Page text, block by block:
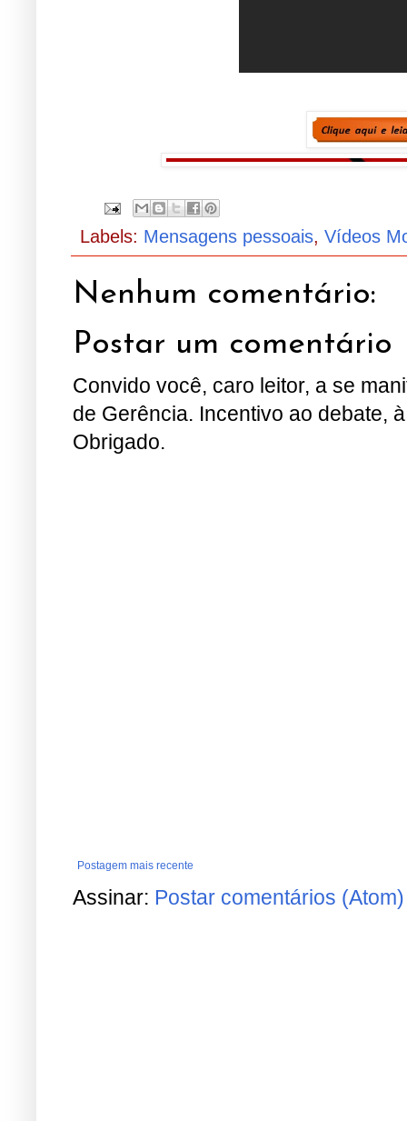
Labels: Mensagens pessoais, Vídeos
Nenhum comentário:
Postar um comentário
Convido você, caro leitor, a se
de Gerência. Incentivo ao debate,
Obrigado.
Postagem mais recente
Assinar: Postar comentários (Atom)